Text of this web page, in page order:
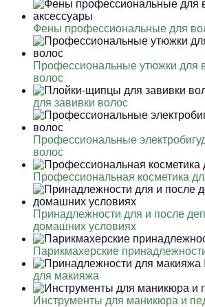
Фены профессиональные для
Профессиональные утюжки для
волос
для завивки волос
Профессиональные
волос
Профессиональная косметика
Принадлежности для и после
домашних условиях
Парикмахерские
для макияжа
Инструменты для маникюра и